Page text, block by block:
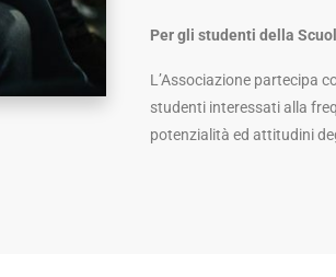
Per gli studenti della
L’Associazione partecipa
studenti interessati alla
potenzialità ed attitudini